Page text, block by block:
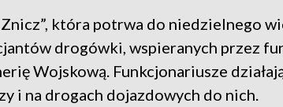
która potrwa do niedzielnego
drogówki, wspieranych przez
Wojskową. Funkcjonariusze
i na drogach dojazdowych do nich.